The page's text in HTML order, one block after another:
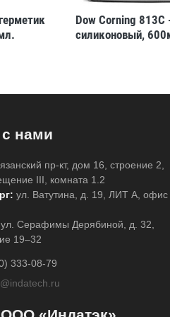
Dow Corning 813C
силиконовый,
нами
пр-кт, дом 16, строение 2,
III, комната 1.2
ул. Ватутина, д. 19, ЛИТ А, офис
ул. Серафимы Дерябиной, д. 32,
19–32
333-08-79